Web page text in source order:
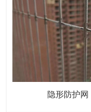
隐形防护网